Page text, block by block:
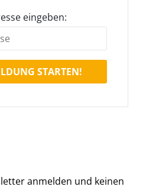
anmelden und keinen
eingeben:
STARTEN!